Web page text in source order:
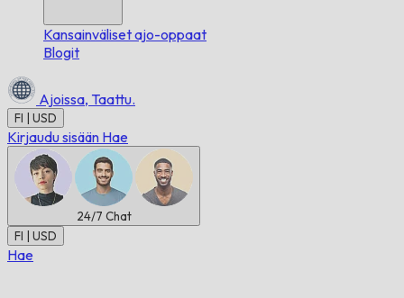
Kansainväliset ajo-oppaat
Blogit
Ajoissa, Taattu.
FI | USD
Kirjaudu sisään Hae
24/7 Chat
FI | USD
Hae